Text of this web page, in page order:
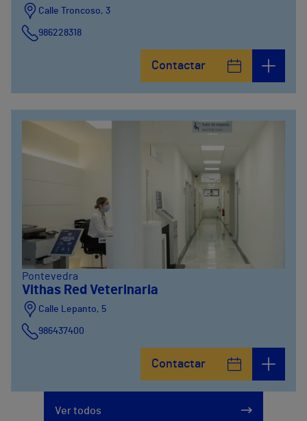
Calle Troncoso, 3
986228318
981067066
Contactar
Pontevedra
Vithas Red Veterinaria
Calle Lepanto, 5
986437400
Contactar
Ver todos